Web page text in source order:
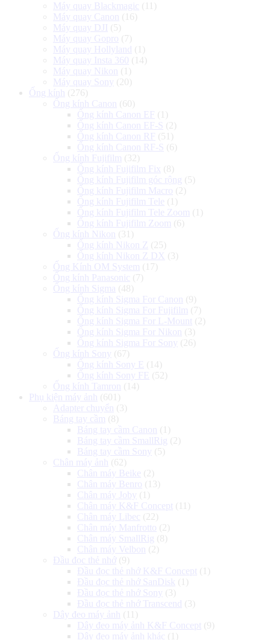
Máy quay Blackmagic (11)
Máy quay Canon
(16)
Máy quay DJI (5)
Máy quay Gopro (7)
Máy quay Hollyland
(1)
Máy quay Insta 360 (14)
Máy quay Nikon
(1)
Máy quay Sony (20)
Ống kính
(276)
Ống kính Canon
(60)
Ống kính Canon EF
(1)
Ống kính Canon EF-S (2)
Ống kính Canon RF
(51)
Ống kính Canon RF-S (6)
Ống kính Fujifilm (32)
Ống kính Fujifilm Fix (8)
Ống kính Fujifilm góc rộng (5)
Ống kính Fujifilm Macro (2)
Ống kính Fujifilm Tele (1)
Ống kính Fujifilm Tele Zoom (1)
Ống kính Fujifilm Zoom (6)
Ống kính Nikon
(31)
Ống kính Nikon Z (25)
Ống kính Nikon Z DX (3)
Ống Kính OM System (17)
Ống kính Panasonic (7)
Ống kính Sigma (48)
Ống kính Sigma For Canon
(9)
Ống kính Sigma For Fujifilm (7)
Ống kính Sigma For L-Mount (2)
Ống kính Sigma For Nikon
(3)
Ống kính Sigma For Sony (26)
Ống kính Sony (67)
Ống kính Sony E
(14)
Ống kính Sony FE
(52)
Ống kính Tamron
(14)
Phụ kiện máy ảnh
(601)
Adapter chuyển
(3)
Báng tay cầm (8)
Báng tay cầm Canon
(1)
Báng tay cầm SmallRig (2)
Báng tay cầm Sony (5)
Chân máy ảnh
(62)
Chân máy Beike (2)
Chân máy Benro (13)
Chân máy Joby (1)
Chân máy K&F Concept (11)
Chân máy Libec (22)
Chân máy Manfrotto (2)
Chân máy SmallRig (8)
Chân máy Velbon
(2)
Đầu đọc thẻ nhớ (9)
Đầu đọc thẻ nhớ K&F Concept (1)
Đầu đọc thẻ nhớ SanDisk (1)
Đầu đọc thẻ nhớ Sony (3)
Đầu đọc thẻ nhớ Transcend
(3)
Dây đeo máy ảnh
(11)
Dây đeo máy ảnh K&F Concept (9)
Dây đeo máy ảnh khác (1)